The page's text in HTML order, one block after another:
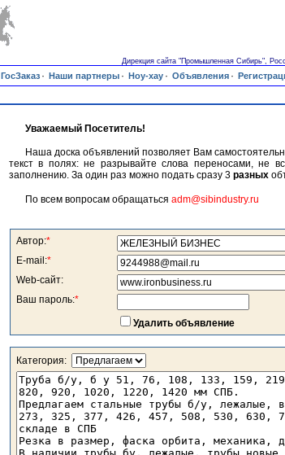
Дирекция сайта "Промышленная Сибирь",
ГосЗаказ · Наши партнеры · Ноу-хау · Объявления ·
Уважаемый Посетитель!
Наша доска объявлений позволяет Вам
текст в полях: не разрывайте слова переносами, не
заполнению. За один раз можно подать сразу 3 разных
По всем вопросам обращаться adm@sibindustry.ru
Автор:*
E-mail:*
Web-сайт:
Ваш пароль:*
Удалить объявление
Категория: